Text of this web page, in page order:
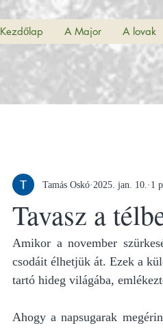
Kezdőlap A Major A lovak
Tavasz a
Tamás Oskó 2025. jan. 10. 1
Amikor a november
csodáit élhetjük át. Ezek a
tartó hideg világába,
Ahogy a napsugarak